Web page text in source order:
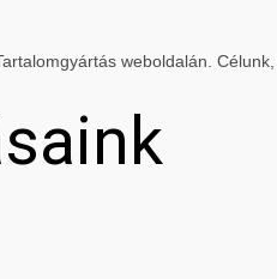
weboldalán.